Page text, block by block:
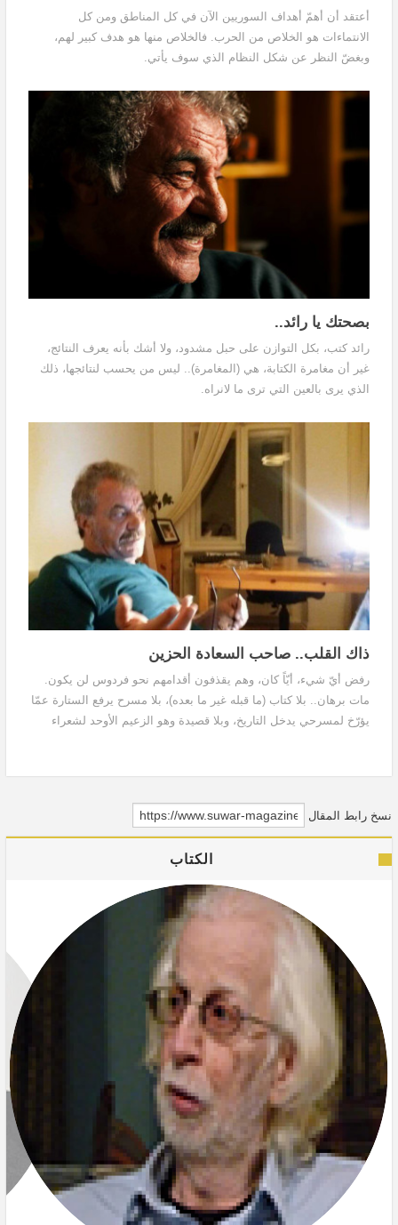
أعتقد أن أهمّ أهداف السوريين الآن في كل المناطق ومن كل
الانتماءات هو الخلاص من الحرب. فالخلاص منها هو هدف كبير لهم،
وبغضّ النظر عن شكل النظام الذي سوف يأتي.
بصحتك يا رائد..
رائد كتب، بكل التوازن على حبل مشدود، ولا أشك بأنه يعرف النتائج،
غير أن مغامرة الكتابة، هي (المغامرة).. ليس من يحسب لنتائجها، ذلك
الذي يرى بالعين التي ترى ما لانراه.
ذاك القلب.. صاحب السعادة الحزين
رفض أيّ شيء، أيّاً كان، وهم يقذفون أقدامهم نحو فردوس لن يكون.
مات برهان.. بلا كتاب (ما قبله غير ما بعده)، بلا مسرح يرفع الستارة عمّا
يؤرّخ لمسرحي يدخل التاريخ، وبلا قصيدة وهو الزعيم الأوحد لشعراء
نسخ رابط المقال
الكتاب